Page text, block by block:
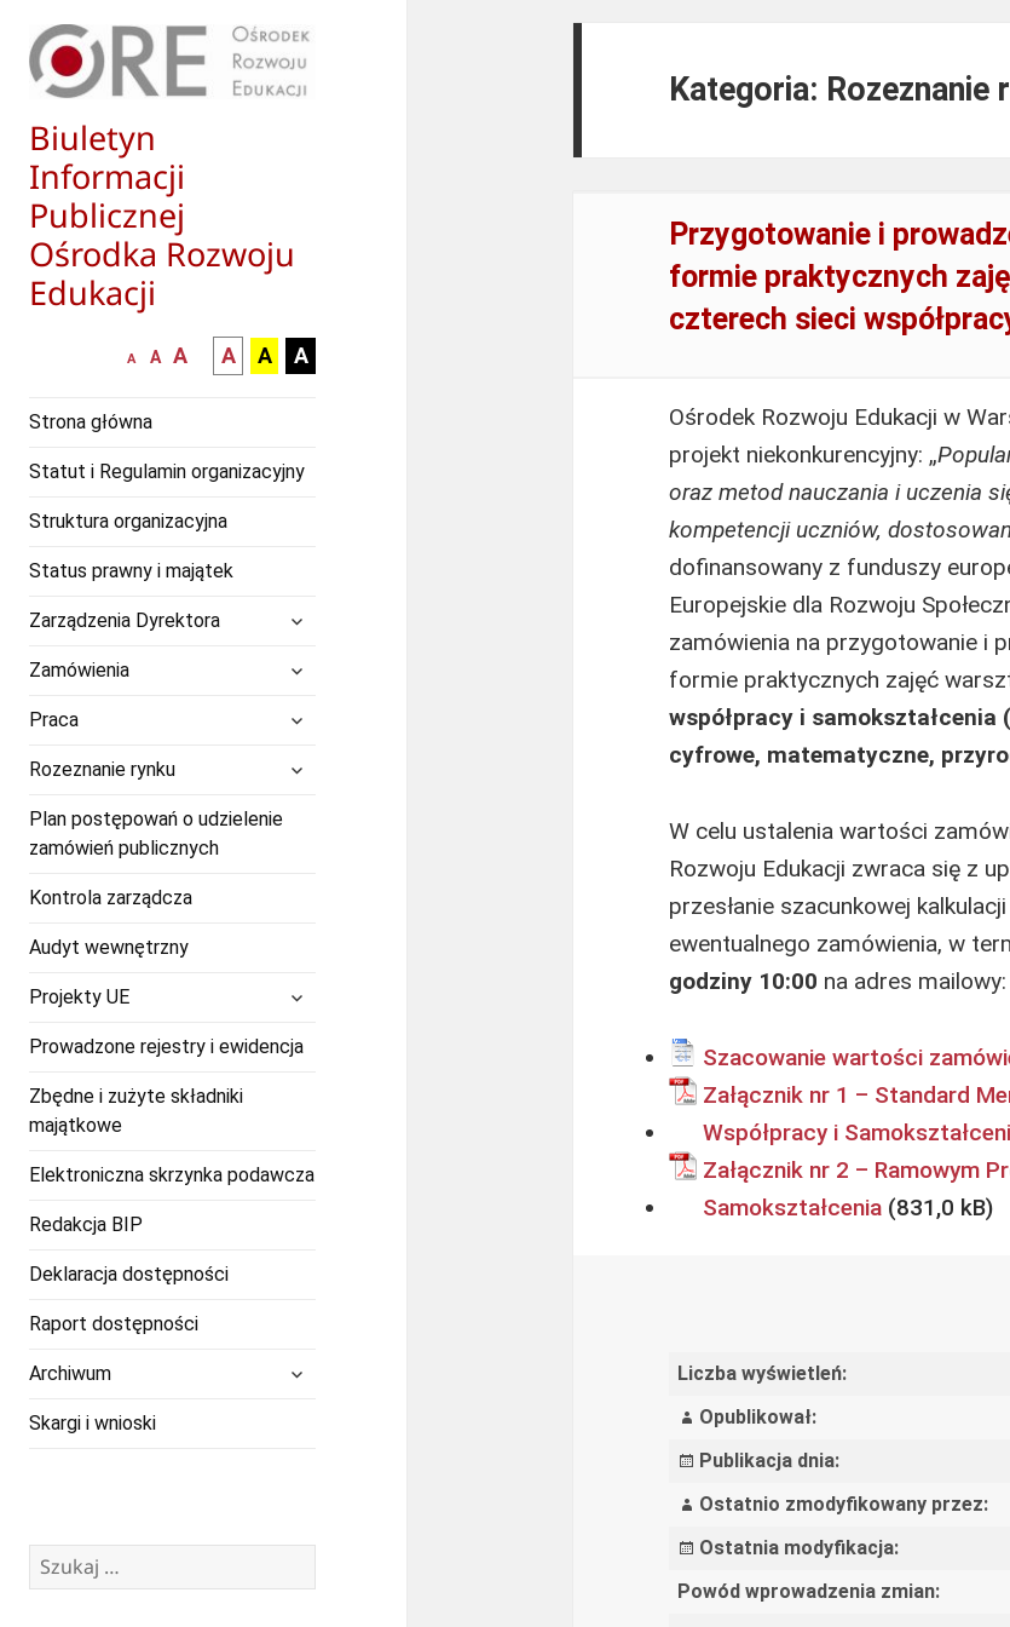
Biuletyn
Informacji
Publicznej
Ośrodka Rozwoju
Edukacji
mniejsza
A
normalna
A
większa-
czcionka
A
kontrast
czarny
białym
A
kontrast
czarny
zółtym
A
kontrast
żółty
A
Strona główna
Statut i Regulamin organizacyjny
Struktura organizacyjna
Status prawny i majątek
Zarządzenia Dyrektora
rozwiń
menu
Zamówienia
Praca
Rozeznanie rynkurozwiń
menu
potomne
Plan postępowań o udzielenie
zamówień publicznych
Kontrola zarządcza
Audyt wewnętrzny
Projekty UE
potomne
Prowadzone rejestry i ewidencja
Zbędne i zużyte składniki
majątkowe
Elektroniczna skrzynka podawcza
Redakcja BIP
Deklaracja dostępności
Raport dostępności
Archiwum
Skargi i wnioski
Szukaj:
Kategoria: Rozeznanie
Przygotowanie i
formie praktycznych
czterech sieci
Ośrodek Rozwoju Edukacji w
projekt niekonkurencyjny: „
oraz metod nauczania i uczenia
kompetencji uczniów,
dofinansowany z funduszy
Europejskie dla Rozwoju
zamówienia na przygotowanie i
formie praktycznych zajęć
współpracy i samokształcenia
cyfrowe, matematyczne,
W celu ustalenia wartości
Rozwoju Edukacji zwraca się z
przesłanie szacunkowej
ewentualnego zamówienia, w
godziny 10:00 na adres mailowy:
Szacowanie wartości
Załącznik nr 1 – Standard
Współpracy i
Załącznik nr 2 – Ramowym
Samokształcenia
Liczba wyświetleń:
Opublikował:
Publikacja dnia:
Ostatnio zmodyfikowany przez:
Ostatnia modyfikacja:
Powód wprowadzenia zmian: